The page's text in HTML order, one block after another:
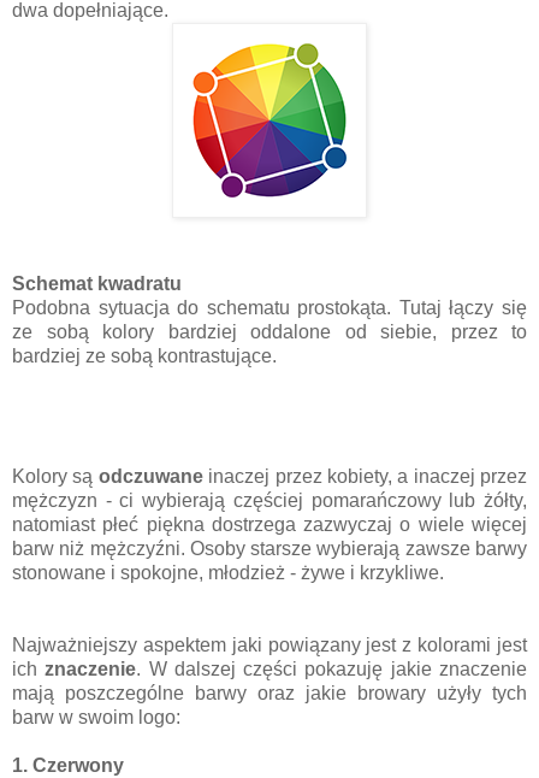
dwa dopełniające.
Schemat kwadratu
Podobna sytuacja do schematu prostokąta. Tutaj łączy się
ze sobą kolory bardziej oddalone od siebie, przez to
bardziej ze sobą kontrastujące.
Kolory są odczuwaneinaczej przez kobiety, a inaczej przez
mężczyzn - ci wybierają częściej pomarańczowy lub żółty,
natomiast płeć piękna dostrzega zazwyczaj o wiele więcej
barw niż mężczyźni. Osoby starsze wybierają zawsze barwy
stonowane i spokojne, młodzież - żywe i krzykliwe.
Najważniejszy aspektem jaki powiązany jest z kolorami jest
ichznaczenie. W dalszej części pokazuję jakie znaczenie
mają poszczególne barwy oraz jakie browary użyły tych
barw w swoim logo:
1. Czerwony